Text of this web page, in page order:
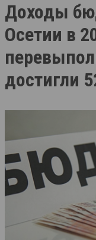
Доходы
Осетии в
достигли